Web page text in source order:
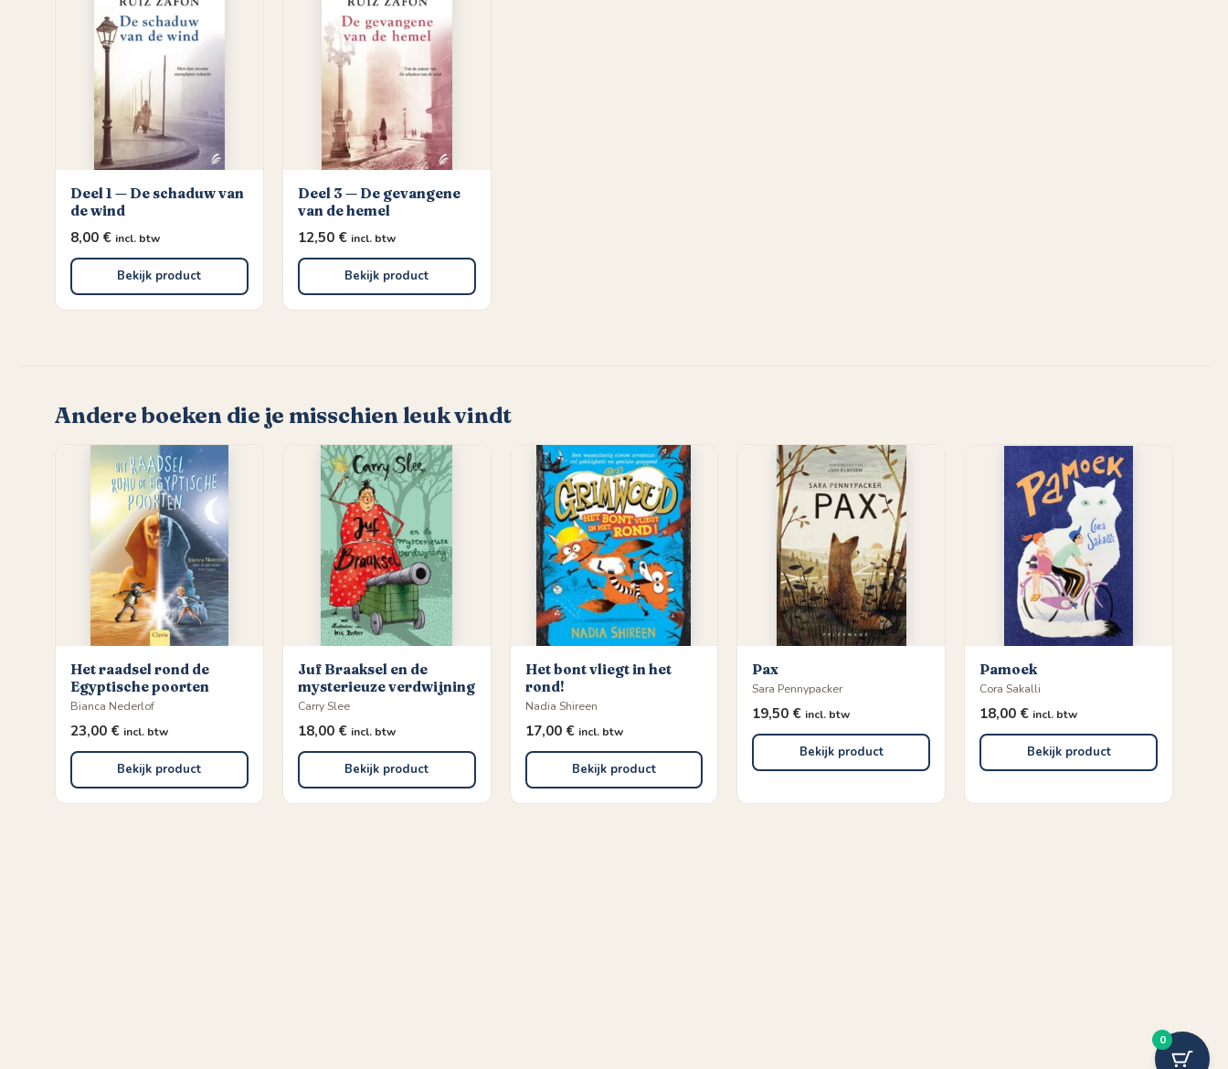
Deel 1 — De schaduw van
de wind
8,00 € incl. btw
Bekijk product
Deel 3 — De gevangene
van de hemel
12,50 € incl. btw
Bekijk product
Andere boeken die je misschien leuk vindt
Het raadsel rond de
Egyptische poorten
Bianca Nederlof
23,00 € incl. btw
Bekijk product
Juf Braaksel en de
mysterieuze verdwijning
Carry Slee
18,00 € incl. btw
Bekijk product
Het bont vliegt in het
rond!
Nadia Shireen
17,00 € incl. btw
Bekijk product
Pax
Sara Pennypacker
19,50 € incl. btw
Bekijk product
Pamoek
Cora Sakalli
18,00 € incl. btw
Bekijk product
0